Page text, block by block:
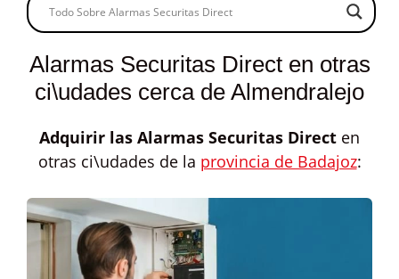
Alarmas Securitas Direct en otras
ci\udades cerca de Almendralejo
Adquirir las Alarmas Securitas Direct en
otras ci\udades de la provincia de Badajoz: